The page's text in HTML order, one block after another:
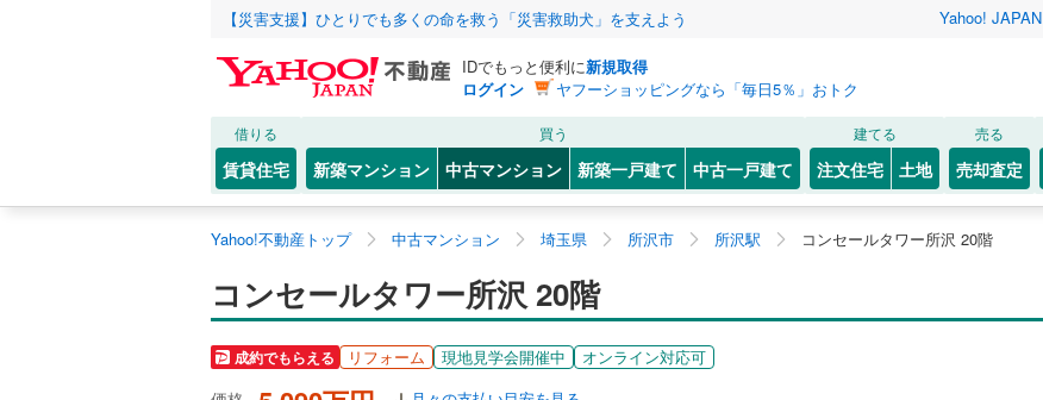
【災害支援】ひとりでも多くの命を救う「災害救助犬」を支えよう Yahoo! JAPAN
IDでもっと便利に新規取得
ログイン
ヤフーショッピングなら「毎日5％」おトク
借りる
賃貸住宅
買う
新築マンション 中古マンション 新築一戸建て 中古一戸建て
建てる
注文住宅 土地
売る
売却査定
Yahoo!不動産トップ 中古マンション 埼玉県 所沢市 所沢駅 コンセールタワー所沢 20階
コンセールタワー所沢 20階
成約でもらえる リフォーム 現地見学会開催中 オンライン対応可